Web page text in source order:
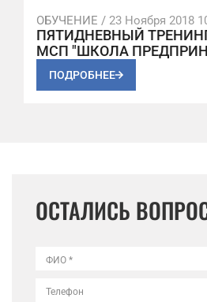
ОБУЧЕНИЕ / 23 Ноября 2018
ПЯТИДНЕВНЫЙ
МСП "ШКОЛА
ПОДРОБНЕЕ
ОСТАЛИСЬ
ФИО *
Телефон